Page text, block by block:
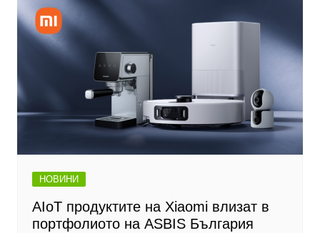
НОВИНИ
AIoT продуктите на Xiaomi влизат в
портфолиото на ASBIS България